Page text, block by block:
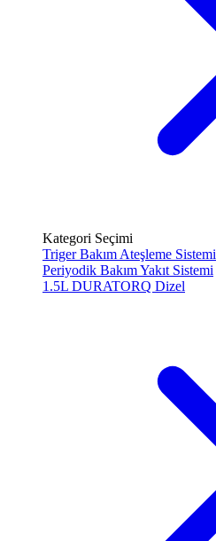
Kategori Seçimi
Triger Bakım Ateşleme Sistemi
Periyodik BakımYakıt Sistemi
1.5L DURATORQ Dizel